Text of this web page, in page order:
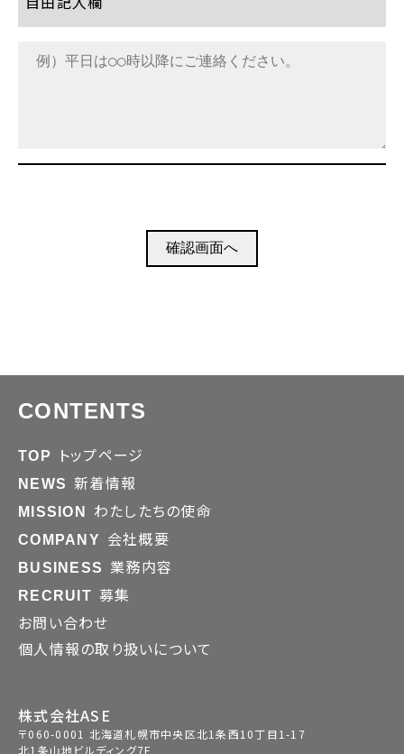
CONTENTS
TOP トップページ
NEWS 新着情報
MISSION わたしたちの使命
COMPANY 会社概要
BUSINESS 業務内容
RECRUIT 募集
お問い合わせ
個人情報の取り扱いについて
株式会社ASE
〒060-0001 北海道札幌市中央区北1条⻄10丁⽬1-17
北1条⼭地ビルディング7F